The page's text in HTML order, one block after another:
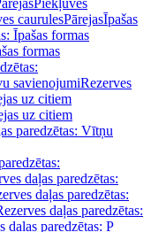
Piekļuves
caurulesPārejasĪpašas
Īpašas formas
formas
savienojumiRezerves
uz citiem
uz citiem
paredzētas: Vītņu
daļas paredzētas:
daļas paredzētas:
daļas paredzētas:
daļas paredzētas: P